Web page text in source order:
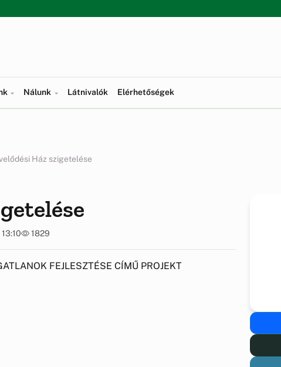
Nálunk Látnivalók Elérhetőségek
Ház szigetelése
1829
FEJLESZTÉSE CÍMŰ PROJEKT